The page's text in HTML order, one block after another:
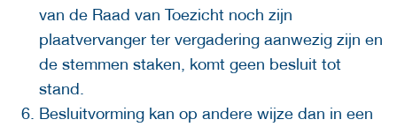
van de Raad van Toezicht noch zijn
plaatvervanger ter vergadering aanwezig zijn en
de stemmen staken, komt geen besluit tot
stand.
Besluitvorming kan op andere wijze dan in een